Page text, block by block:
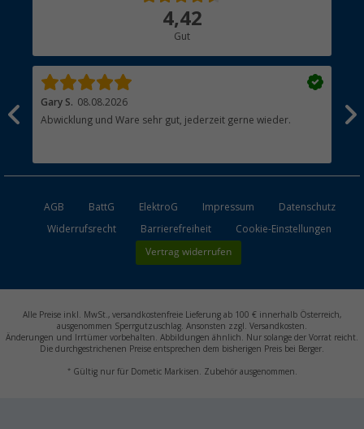
4,42
Gut
Gary S. 08.08.2026
Abwicklung und Ware sehr gut, jederzeit gerne wieder.
AGB BattG ElektroG Impressum
Datenschutz
Widerrufsrecht
Barrierefreiheit Cookie-Einstellungen
Vertrag widerrufen
Alle Preise inkl. MwSt., versandkostenfreie Lieferung ab 100 € innerhalb Österreich,
ausgenommen Sperrgutzuschlag. Ansonsten zzgl. Versandkosten.
Änderungen und Irrtümer vorbehalten. Abbildungen ähnlich. Nur solange der Vorrat reicht.
Die durchgestrichenen Preise entsprechen dem bisherigen Preis bei Berger.
*Gültig nur für Dometic Markisen. Zubehör ausgenommen.